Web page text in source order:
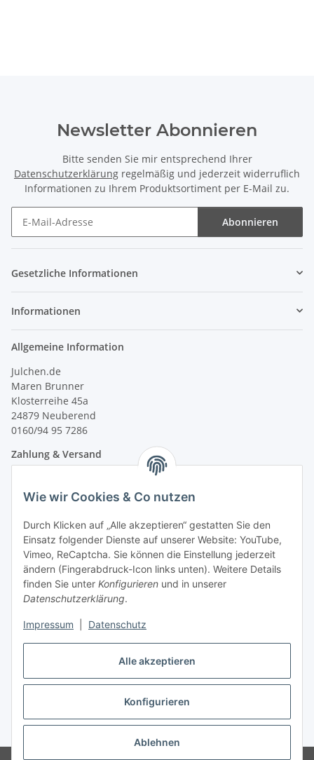
Alle akzeptieren
Konfigurieren
Ablehnen
Wie wir Cookies & Co nutzen
Durch Klicken auf „Alle akzeptieren“ gestatten Sie den
Einsatz folgender Dienste auf unserer Website: YouTube,
Vimeo, ReCaptcha. Sie können die Einstellung jederzeit
ändern (Fingerabdruck-Icon links unten). Weitere Details
finden Sie unter Konfigurieren und in unserer
Datenschutzerklärung.
Impressum Datenschutz
Newsletter Abonnieren
Bitte senden Sie mir entsprechend Ihrer
Datenschutzerklärung regelmäßig und jederzeit widerruflich
Informationen zu Ihrem Produktsortiment per E-Mail zu.
Abonnieren
Gesetzliche Informationen
Informationen
Allgemeine Information
Julchen.de
Maren Brunner
Klosterreihe 45a
24879 Neuberend
0160/94 95 7286
Zahlung & Versand
Vertrag widerrufen
* Alle Preise inkl. gesetzlicher USt., zzgl.Versand